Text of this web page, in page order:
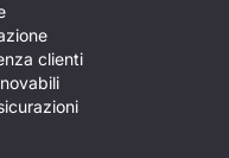
clienti